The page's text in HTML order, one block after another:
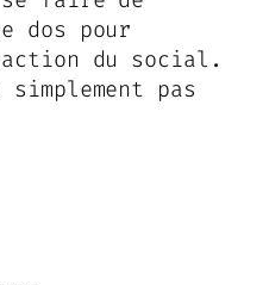
dos pour
du social.
simplement pas